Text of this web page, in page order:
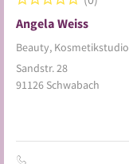
Angela Weiss
Beauty, Kosmetikstudio
Sandstr. 28
91126 Schwabach